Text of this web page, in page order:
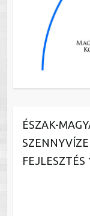
ÉSZAK-
FEJLESZTÉS